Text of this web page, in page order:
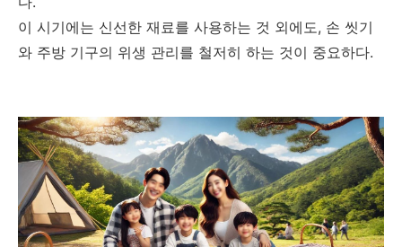
이 시기에는 신선한 재료를 사용하는 것 외에도, 손 씻기
와 주방 기구의 위생 관리를 철저히 하는 것이 중요하다.